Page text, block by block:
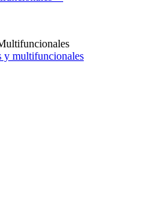
y multifuncionales